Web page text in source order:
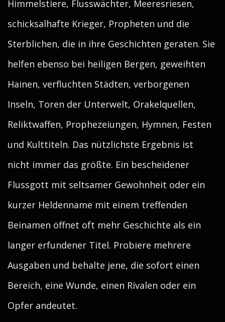
Himmelstiere, Flusswächter, Meeresriesen,
schicksalhafte Krieger, Propheten und die
Sterblichen, die in ihre Geschichten geraten. Sie
helfen ebenso bei heiligen Bergen, geweihten
Hainen, verfluchten Städten, verborgenen
Inseln, Toren der Unterwelt, Orakelquellen,
Reliktwaffen, Prophezeiungen, Hymnen, Festen
und Kulttiteln. Das nützlichste Ergebnis ist
nicht immer das größte. Ein bescheidener
Flussgott mit seltsamer Gewohnheit oder ein
kurzer Heldenname mit einem treffenden
Beinamen öffnet oft mehr Geschichte als ein
langer erfundener Titel. Probiere mehrere
Ausgaben und behalte jene, die sofort einen
Bereich, eine Wunde, einen Rivalen oder ein
Opfer andeutet.